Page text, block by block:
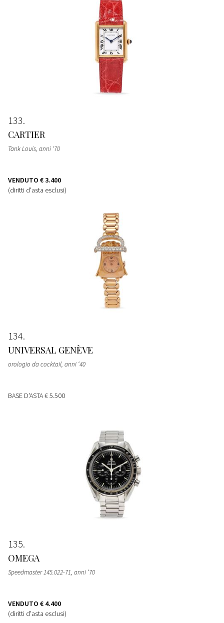
133
CARTIER
Tank Louis, anni ‘70
VENDUTO € 3.400
(diritti d'asta esclusi)
134
UNIVERSAL GENÈVE
orologio da cocktail, anni ‘40
BASE D'ASTA€ 5.500
135
OMEGA
Speedmaster 145.022-71, anni ‘70
VENDUTO € 4.400
(diritti d'asta esclusi)